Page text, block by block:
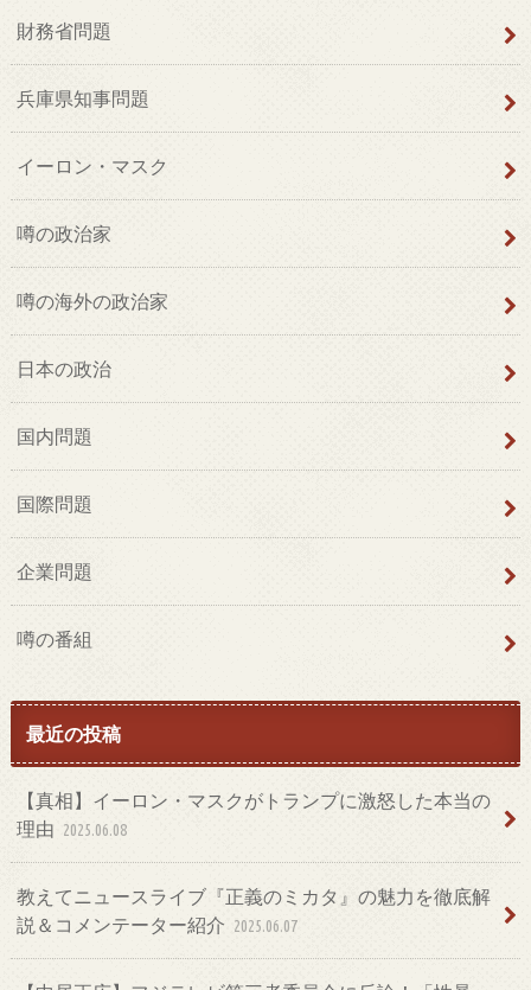
財務省問題
兵庫県知事問題
イーロン・マスク
噂の政治家
噂の海外の政治家
日本の政治
国内問題
国際問題
企業問題
噂の番組
最近の投稿
【真相】イーロン・マスクがトランプに激怒した本当の
理由 2025.06.08
教えてニュースライブ『正義のミカタ』の魅力を徹底解
説＆コメンテーター紹介 2025.06.07